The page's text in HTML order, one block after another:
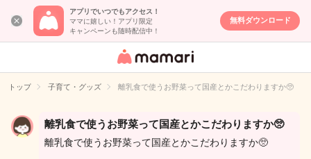
アプリでいつでもアクセス！
ママに嬉しい！アプリ限定
キャンペーンも随時配信中！
無料ダウンロード
女性専用匿名QA
イト
トップ 子育て・グッズ 離乳食で使うお野菜って国産とかこだわりますか🥺
離乳食で使うお野菜って国産とかこだわりますか🥺
離乳食で使うお野菜って国産とかこだわりますか🥺